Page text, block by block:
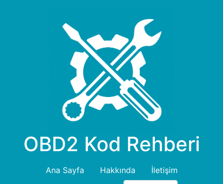
OBD2 Kod Rehberi
Ana Sayfa Hakkında
İletişim